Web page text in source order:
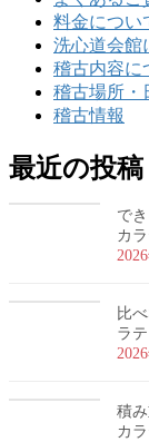
料金につい
洗心道会館
稽古内容に
稽古場所・
稽古情報
最近の投稿
で
カ
比
ラ
積
カ